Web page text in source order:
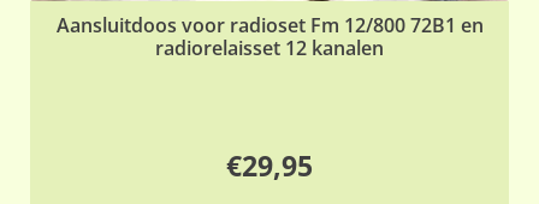
Aansluitdoos voor radioset Fm 12/800 72B1 en
radiorelaisset 12 kanalen
€29,95